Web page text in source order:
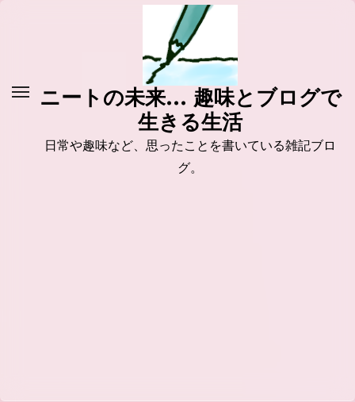
ニートの未来... 趣味とブログで
生きる生活
日常や趣味など、思ったことを書いている雑記ブロ
グ。